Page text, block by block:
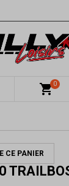
shopping_cart0
CE PANIER